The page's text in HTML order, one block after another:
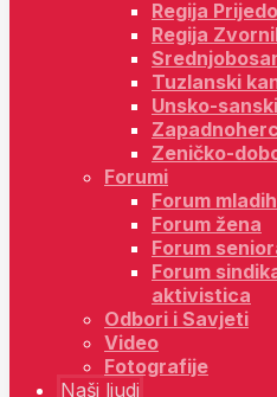
Regija
Regija
Tuzlanski
Unsko-
Zeničko-
Forumi
Forum mladih
Forum žena
Forum
Forum
aktivistica
Odbori i Savjeti
Video
Fotografije
Naši ljudi